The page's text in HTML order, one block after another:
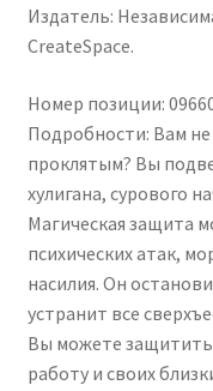
Издатель:
CreateSpace.
Номер позиции:
Подробности: Вам не
проклятым? Вы
хулигана, сурового
Магическая защита
психических атак,
насилия. Он
устранит все
Вы можете защитить
работу и своих